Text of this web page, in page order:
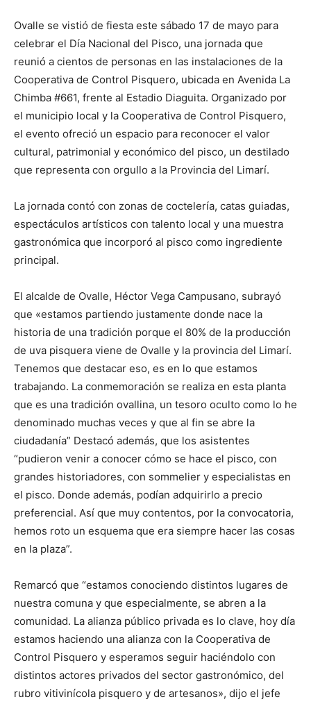
Ovalle se vistió de fiesta este sábado 17 de mayo para
celebrar el Día Nacional del Pisco, una jornada que
reunió a cientos de personas en las instalaciones de la
Cooperativa de Control Pisquero, ubicada en Avenida La
Chimba #661, frente al Estadio Diaguita. Organizado por
el municipio local y la Cooperativa de Control Pisquero,
el evento ofreció un espacio para reconocer el valor
cultural, patrimonial y económico del pisco, un destilado
que representa con orgullo a la Provincia del Limarí.
La jornada contó con zonas de coctelería, catas guiadas,
espectáculos artísticos con talento local y una muestra
gastronómica que incorporó al pisco como ingrediente
principal.
El alcalde de Ovalle, Héctor Vega Campusano, subrayó
que «estamos partiendo justamente donde nace la
historia de una tradición porque el 80% de la producción
de uva pisquera viene de Ovalle y la provincia del Limarí.
Tenemos que destacar eso, es en lo que estamos
trabajando. La conmemoración se realiza en esta planta
que es una tradición ovallina, un tesoro oculto como lo he
denominado muchas veces y que al fin se abre la
ciudadanía” Destacó además, que los asistentes
“pudieron venir a conocer cómo se hace el pisco, con
grandes historiadores, con sommelier y especialistas en
el pisco. Donde además, podían adquirirlo a precio
preferencial. Así que muy contentos, por la convocatoria,
hemos roto un esquema que era siempre hacer las cosas
en la plaza”.
Remarcó que “estamos conociendo distintos lugares de
nuestra comuna y que especialmente, se abren a la
comunidad. La alianza público privada es lo clave, hoy día
estamos haciendo una alianza con la Cooperativa de
Control Pisquero y esperamos seguir haciéndolo con
distintos actores privados del sector gastronómico, del
rubro vitivinícola pisquero y de artesanos», dijo el jefe